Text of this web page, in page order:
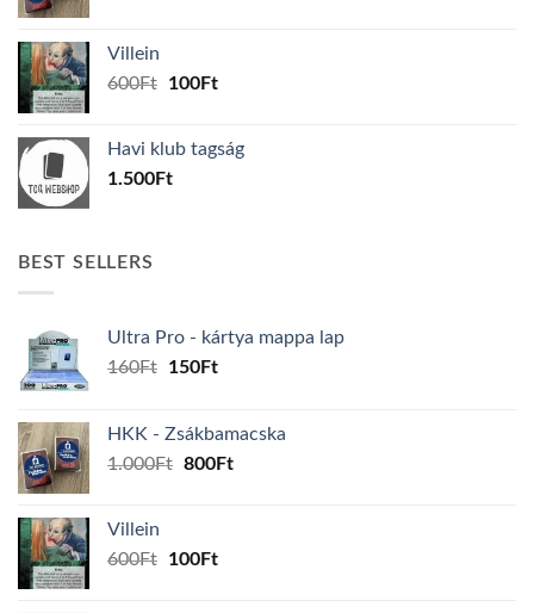
Villein
600Ft
Original
600Ft.
100FtCurrent
100Ft.
Havi klub tagság
1.500Ft
BEST SELLERS
Ultra Pro - kártya mappa lap
160Ft
Original
160Ft.
150FtCurrent
150Ft.
HKK - Zsákbamacska
1.000Ft Original
800FtCurrent
Villein
600Ft
Original
100FtCurrent